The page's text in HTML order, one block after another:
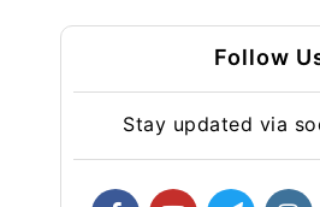
Follow
Stay updated via